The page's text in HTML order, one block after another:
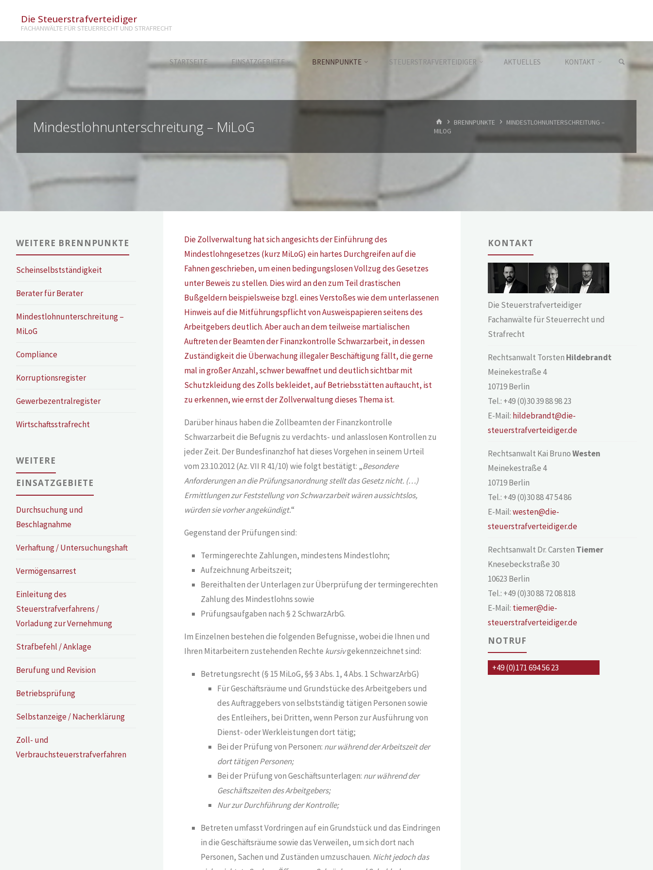
Die Steuerstrafverteidiger
FACHANWÄLTE FÜR STEUERRECHT UND STRAFRECHT
STARTSEITE EINSATZGEBIETE BRENNPUNKTE STEUERSTRAFVERTEIDIGER AKTUELLES KONTAKT
Mindestlohnunterschreitung – MiLoG BRENNPUNKTE
MINDESTLOHNUNTERSCHREITUNG –
MILOG
Die Zollverwaltung hat sich angesichts der Einführung des
Mindestlohngesetzes (kurz MiLoG) ein hartes Durchgreifen auf die
Fahnen geschrieben, um einen bedingungslosen Vollzug des Gesetzes
unter Beweis zu stellen. Dies wird an den zum Teil drastischen
Bußgeldern beispielsweise bzgl. eines Verstoßes wie dem unterlassenen
Hinweis auf die Mitführungspflicht von Ausweispapieren seitens des
Arbeitgebers deutlich. Aber auch an dem teilweise martialischen
Auftreten der Beamten der Finanzkontrolle Schwarzarbeit, in dessen
Zuständigkeit die Überwachung illegaler Beschäftigung fällt, die gerne
mal in großer Anzahl, schwer bewaffnet und deutlich sichtbar mit
Schutzkleidung des Zolls bekleidet, auf Betriebsstätten auftaucht, ist
zu erkennen, wie ernst der Zollverwaltung dieses Thema ist.
Darüber hinaus haben die Zollbeamten der Finanzkontrolle
Schwarzarbeit die Befugnis zu verdachts- und anlasslosen Kontrollen zu
jeder Zeit. Der Bundesfinanzhof hat dieses Vorgehen in seinem Urteil
vom 23.10.2012 (Az. VII R 41/10) wie folgt bestätigt: „Besondere
Anforderungen an die Prüfungsanordnung stellt das Gesetz nicht. (…)
Ermittlungen zur Feststellung von Schwarzarbeit wären aussichtslos,
würden sie vorher angekündigt.“
Gegenstand der Prüfungen sind:
Termingerechte Zahlungen, mindestens Mindestlohn;
Aufzeichnung Arbeitszeit;
Bereithalten der Unterlagen zur Überprüfung der termingerechten
Zahlung des Mindestlohns sowie
Prüfungsaufgaben nach § 2 SchwarzArbG.
Im Einzelnen bestehen die folgenden Befugnisse, wobei die Ihnen und
Ihren Mitarbeitern zustehenden Rechte kursivgekennzeichnet sind:
Betretungsrecht (§ 15 MiLoG, §§ 3 Abs. 1, 4 Abs. 1 SchwarzArbG)
Für Geschäftsräume und Grundstücke des Arbeitgebers und
des Auftraggebers von selbstständig tätigen Personen sowie
des Entleihers, bei Dritten, wenn Person zur Ausführung von
Dienst- oder Werkleistungen dort tätig;
Bei der Prüfung von Personen: nur während der Arbeitszeit der
dort tätigen Personen;
Bei der Prüfung von Geschäftsunterlagen: nur während der
Geschäftszeiten des Arbeitgebers;
Nur zur Durchführung der Kontrolle;
Betreten umfasst Vordringen auf ein Grundstück und das Eindringen
in die Geschäftsräume sowie das Verweilen, um sich dort nach
Personen, Sachen und Zuständen umzuschauen. Nicht jedoch das
WEITERE BRENNPUNKTE
Scheinselbstständigkeit
Berater für Berater
Mindestlohnunterschreitung –
MiLoG
Compliance
Korruptionsregister
Gewerbezentralregister
Wirtschaftsstrafrecht
WEITERE
EINSATZGEBIETE
Durchsuchung und
Beschlagnahme
Verhaftung / Untersuchungshaft
Vermögensarrest
Einleitung des
Steuerstrafverfahrens /
Vorladung zur Vernehmung
Strafbefehl / Anklage
Berufung und Revision
Betriebsprüfung
Selbstanzeige / Nacherklärung
Zoll- und
Verbrauchsteuerstrafverfahren
KONTAKT
Die Steuerstrafverteidiger
Fachanwälte für Steuerrecht und
Strafrecht
Rechtsanwalt Torsten Hildebrandt
Meinekestraße 4
10719 Berlin
Tel.: +49 (0)30 39 88 98 23
E-Mail: hildebrandt@die-
steuerstrafverteidiger.de
Rechtsanwalt Kai BrunoWesten
Meinekestraße 4
10719 Berlin
Tel.: +49 (0)30 88 47 54 86
E-Mail:westen@die-
steuerstrafverteidiger.de
Rechtsanwalt Dr. Carsten Tiemer
Knesebeckstraße 30
10623 Berlin
Tel.: +49 (0)30 88 72 08 818
E-Mail: tiemer@die-
steuerstrafverteidiger.de
NOTRUF
+49 (0)171 694 56 23